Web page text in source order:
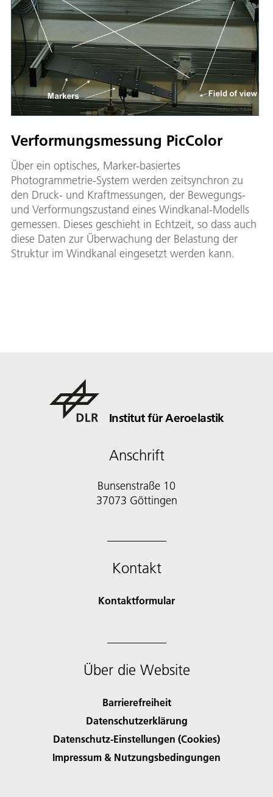
Verformungsmessung PicColor
Über ein optisches, Marker-basiertes
Photogrammetrie-System werden zeitsynchron zu
den Druck- und Kraftmessungen, der Bewegungs-
und Verformungszustand eines Windkanal-Modells
gemessen. Dieses geschieht in Echtzeit, so dass auch
diese Daten zur Überwachung der Belastung der
Struktur im Windkanal eingesetzt werden kann.
Institut für Aeroelastik
Anschrift
Bunsenstraße 10
37073 Göttingen
Kontakt
Kontaktformular
Über die Website
Barrierefreiheit
Datenschutzerklärung
Datenschutz-Einstellungen (Cookies)
Impressum & Nutzungsbedingungen